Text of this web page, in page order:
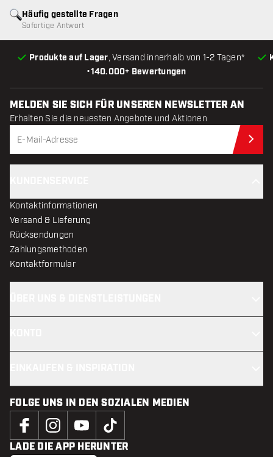
•140.000+ Bewertungen
Produkte auf Lager, Versand innerhalb von 1-2 Tagen*
Häufig gestellte Fragen
Sofortige Antwort
MELDEN SIE SICH FÜR UNSEREN NEWSLETTER AN
Erhalten Sie die neuesten Angebote und Aktionen
Kontaktinformationen
Versand & Lieferung
Rücksendungen
Zahlungsmethoden
Kontaktformular
FOLGE UNS IN DEN SOZIALEN MEDIEN
LADE DIE APP HERUNTER